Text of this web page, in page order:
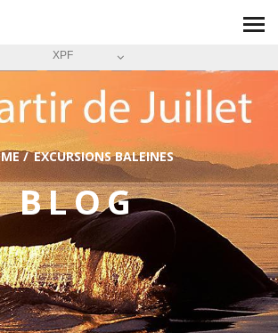
XPF
/ EXCURSIONS BALEINES
BLOG